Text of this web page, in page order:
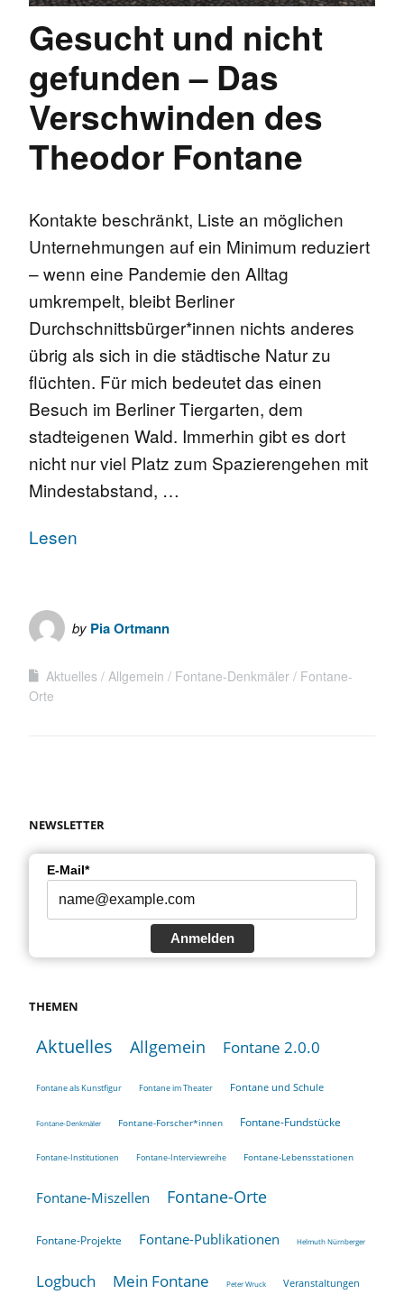
Gesucht und nicht
gefunden – Das
Verschwinden des
Theodor Fontane
Kontakte beschränkt, Liste an möglichen
Unternehmungen auf ein Minimum reduziert
– wenn eine Pandemie den Alltag
umkrempelt, bleibt Berliner
Durchschnittsbürger*innen nichts anderes
übrig als sich in die städtische Natur zu
flüchten. Für mich bedeutet das einen
Besuch im Berliner Tiergarten, dem
stadteigenen Wald. Immerhin gibt es dort
nicht nur viel Platz zum Spazierengehen mit
Mindestabstand, …
Lesen
by Pia Ortmann
Aktuelles Allgemein Fontane-Denkmäler
Fontane-
Orte
NEWSLETTER
E-Mail*
Anmelden
THEMEN
Aktuelles Allgemein Fontane 2.0.0
Fontane als Kunstfigur Fontane im Theater Fontane und Schule
Fontane-Denkmäler Fontane-Forscher*innen Fontane-Fundstücke
Fontane-Institutionen Fontane-Interviewreihe Fontane-Lebensstationen
Fontane-Miszellen Fontane-Orte
Fontane-Projekte Fontane-Publikationen Helmuth Nürnberger
Logbuch Mein Fontane Peter Wruck Veranstaltungen